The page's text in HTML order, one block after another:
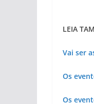
LEIA
Vai ser
Os
Os